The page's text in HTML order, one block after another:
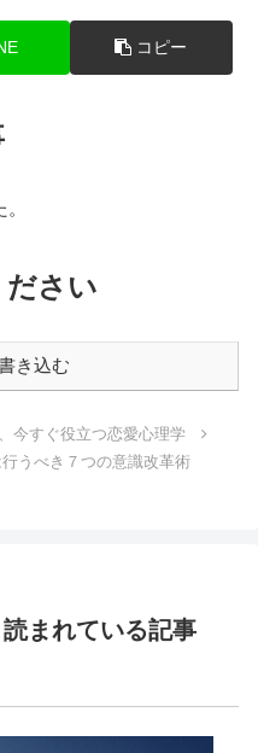
コピー
ださい
き込む
今すぐ役立つ恋愛心理学
うべき７つの意識改革術
読まれている記事